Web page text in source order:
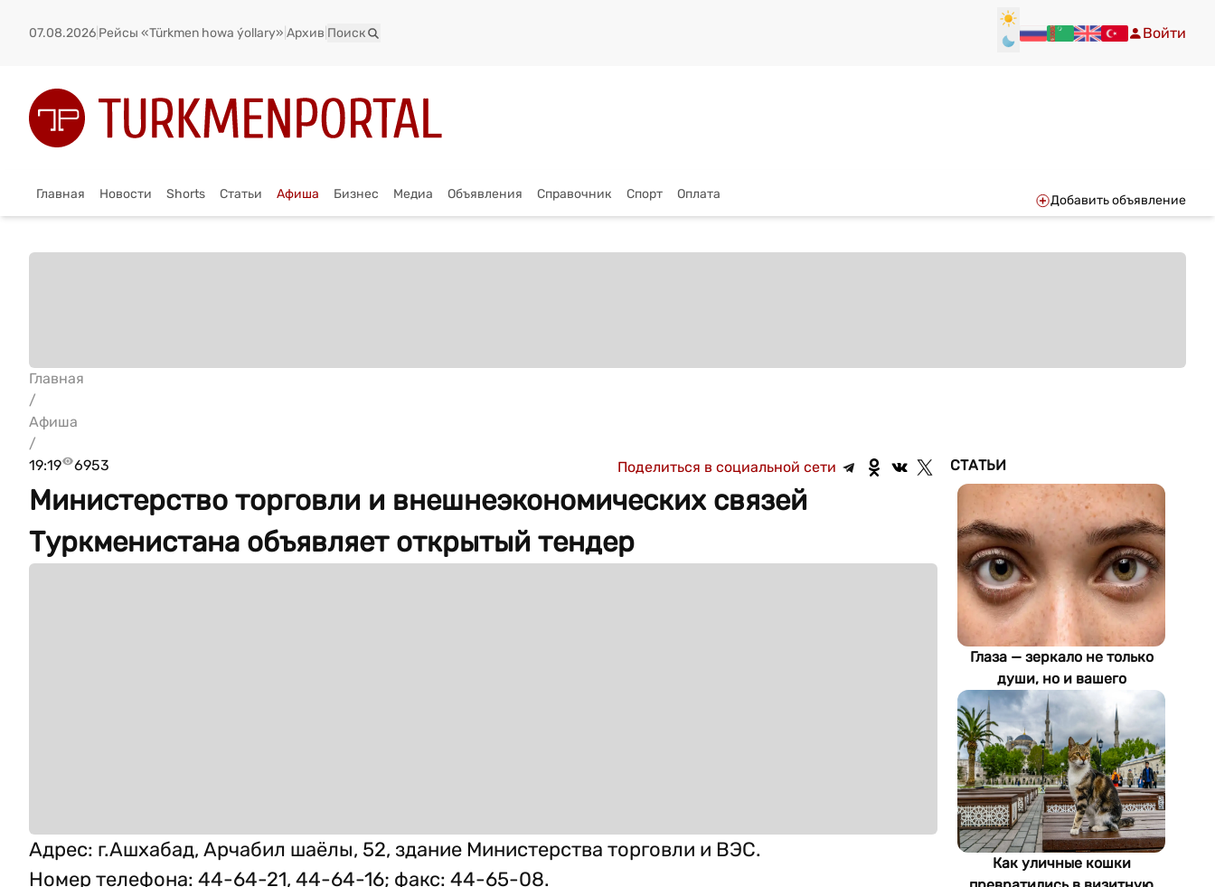
07.08.2026 Рейсы «Türkmen howa ýollary» Архив Поиск Войти
Главная Новости Shorts Статьи Афиша Бизнес Медиа Объявления Справочник Спорт Оплата Добавить объявление
Главная
/
Афиша
/
19:19
6953 Поделиться в социальной сети
Министерство торговли и внешнеэкономических связей
Туркменистана объявляет открытый тендер
Адрес: г.Ашхабад, Арчабил шаёлы, 52, здание Министерства торговли и ВЭС.
Номер телефона: 44-64-21, 44-64-16; факс: 44-65-08.
СТАТЬИ
Глаза — зеркало не только
души, но и вашего
здоровья: как ИИ находит
болезни по фотографии
Как уличные кошки